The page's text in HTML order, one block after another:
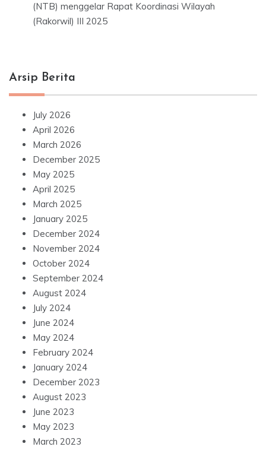
(NTB) menggelar Rapat Koordinasi Wilayah
(Rakorwil) III 2025
Arsip Berita
July 2026
April 2026
March 2026
December 2025
May 2025
April 2025
March 2025
January 2025
December 2024
November 2024
October 2024
September 2024
August 2024
July 2024
June 2024
May 2024
February 2024
January 2024
December 2023
August 2023
June 2023
May 2023
March 2023